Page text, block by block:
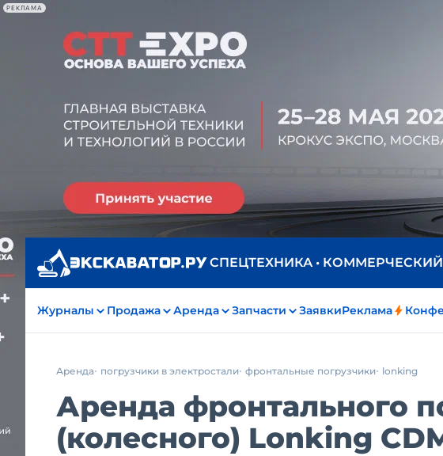
РЕКЛАМА
СПЕЦТЕХНИКА •
Журналы Продажа Аренда Запчасти ЗаявкиРеклама
Аренда погрузчики в электростали фронтальные погрузчики lonking
Аренда фронтального
(колесного) Lonking